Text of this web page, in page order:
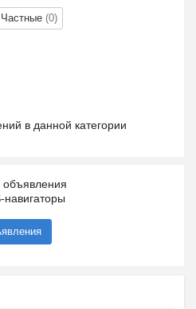
Частные (0)
в данной категории
объявления
навигаторы